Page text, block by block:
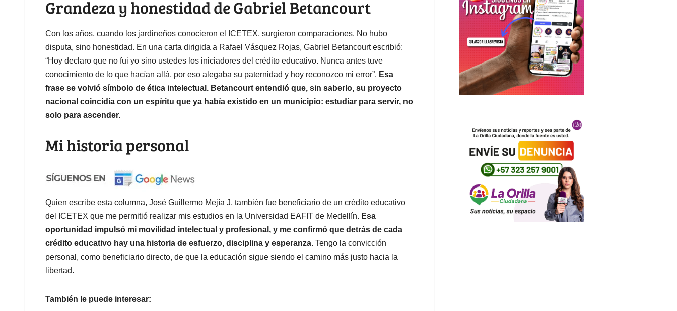
Grandeza y honestidad de Gabriel Betancourt
Con los años, cuando los jardineños conocieron el ICETEX, surgieron comparaciones. No hubo
disputa, sino honestidad. En una carta dirigida a Rafael Vásquez Rojas, Gabriel Betancourt escribió:
“Hoy declaro que no fui yo sino ustedes los iniciadores del crédito educativo. Nunca antes tuve
conocimiento de lo que hacían allá, por eso alegaba su paternidad y hoy reconozco mi error”. Esa
frase se volvió símbolo de ética intelectual. Betancourt entendió que, sin saberlo, su proyecto
nacional coincidía con un espíritu que ya había existido en un municipio: estudiar para servir, no
solo para ascender.
Mi historia personal
Quien escribe esta columna, José Guillermo Mejía J, también fue beneficiario de un crédito educativo
del ICETEX que me permitió realizar mis estudios en la Universidad EAFIT de Medellín. Esa
oportunidad impulsó mi movilidad intelectual y profesional, y me confirmó que detrás de cada
crédito educativo hay una historia de esfuerzo, disciplina y esperanza. Tengo la convicción
personal, como beneficiario directo, de que la educación sigue siendo el camino más justo hacia la
libertad.
También le puede interesar: